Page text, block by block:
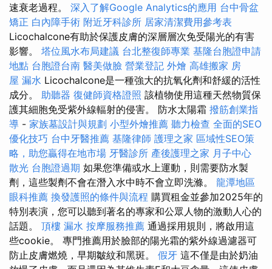
速衰老過程。 深入了解Google Analytics的應用 台中骨盆
矯正 白內障手術 附近牙科診所 居家清潔費用參考表
Licochalcone有助於保護皮膚的深層層次免受陽光的有害
影響。 塔位風水布局建議 台北整復師專業 基隆台胞證申請
地點 台胞證台南 醫美做臉 營業登記 外燴 高雄搬家 房
屋 漏水 Licochalcone是一種強大的抗氧化劑和舒緩的活性
成分。 助聽器 復健師資格證照 該植物使用這種天然物質保
護其細胞免受紫外線輻射的侵害。 防水太陽霜 撥筋創業指
導 - 家族墓設計與規劃 小型外燴推薦 聽力檢查 全面的SEO
優化技巧 台中牙醫推薦 基隆律師 護理之家 區域性SEO策
略，助您贏得在地市場 牙醫診所 產後護理之家 月子中心
散光 台胞證過期 如果您準備或水上運動，則需要防水製
劑，這些製劑不會在潛入水中時不會立即洗滌。 龍潭地區
眼科推薦 換發護照的條件與流程 購買租金並參加2025年的
特別表演，您可以聽到著名的專家和公眾人物的激動人心的
話題。 頂樓 漏水 按摩服務推薦 通過採用規則，將啟用這
些cookie。 專門推薦用於臉部的陽光霜的紫外線過濾器可
防止皮膚燃燒，早期皺紋和黑斑。 假牙 這不僅是由於奶油